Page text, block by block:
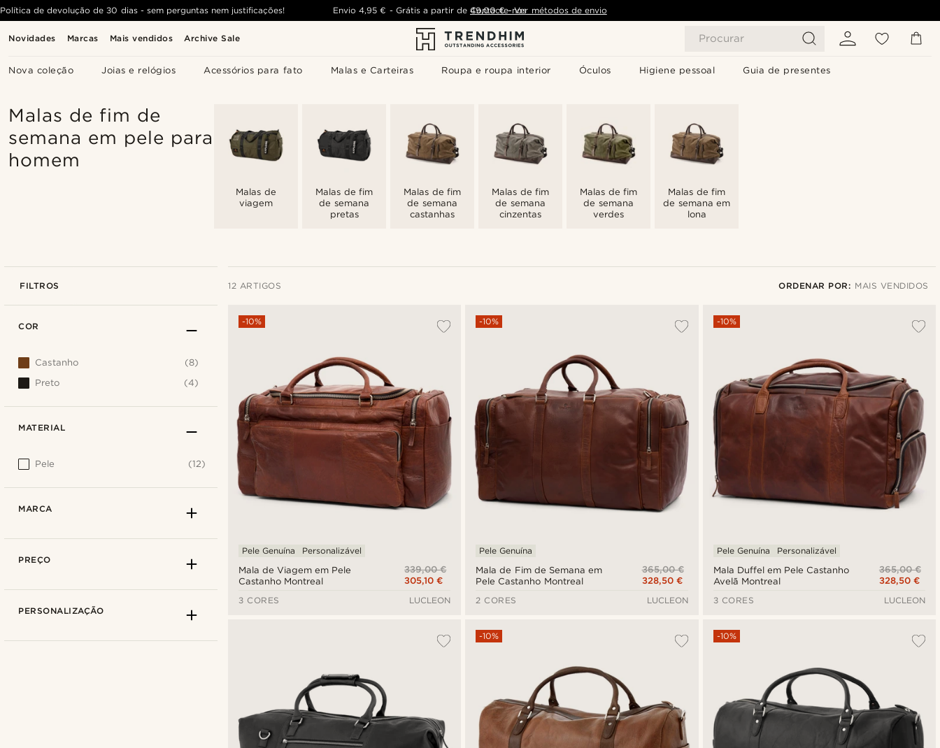
Novidades Marcas Mais vendidos Archive Sale Procurar
Nova coleção Joias e relógios Acessórios para fato Malas e Carteiras Roupa e roupa interior Óculos Higiene pessoal Guia de presentes
Política de devolução de 30 dias - sem perguntas nem justificações! Envio 4,95 € - Grátis a partir de 49,00 € - Ver métodos de envio
Contacte-nos
Malas de fim de
semana em pele para
homem
Malas de
viagem
Malas de fim
de semana
pretas
Malas de fim
de semana
castanhas
Malas de fim
de semana
cinzentas
Malas de fim
de semana
verdes
Malas de fim
de semana em
lona
FILTROS 12 ARTIGOS ORDENAR POR: MAIS VENDIDOS
Preço mais baixo
Preço mais alto
Mala de Viagem em Pele
Castanho Montreal
-10%
Pele Genuína
Personalizável
339,00 €
305,10 €
3 CORES
LUCLEON
Mala de Fim de Semana em
Pele Castanho Montreal
-10%
Pele Genuína
365,00 €
328,50 €
2 CORES
LUCLEON
Mala Duffel em Pele Castanho
Avelã Montreal
-10%
Pele Genuína
Personalizável
365,00 €
328,50 €
3 CORES
LUCLEON
-10% -10%
COR
Castanho
(8)
Preto
(4)
MATERIAL
Pele (12)
MARCA
PREÇO
PERSONALIZAÇÃO